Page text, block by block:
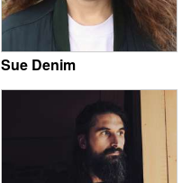
Sue Denim